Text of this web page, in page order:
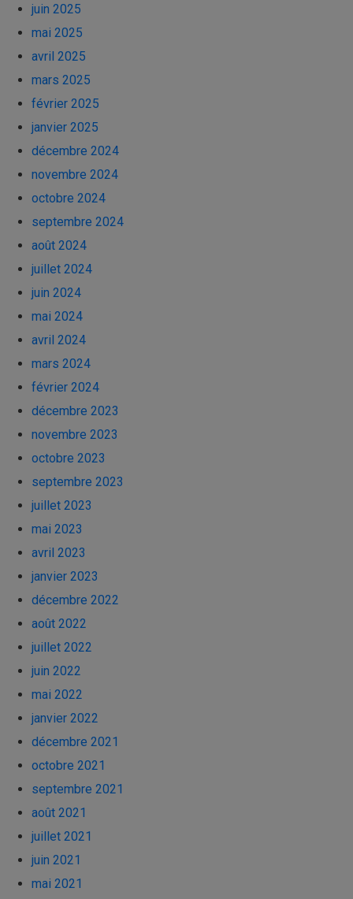
juin 2025
mai 2025
avril 2025
mars 2025
février 2025
janvier 2025
décembre 2024
novembre 2024
octobre 2024
septembre 2024
août 2024
juillet 2024
juin 2024
mai 2024
avril 2024
mars 2024
février 2024
décembre 2023
novembre 2023
octobre 2023
septembre 2023
juillet 2023
mai 2023
avril 2023
janvier 2023
décembre 2022
août 2022
juillet 2022
juin 2022
mai 2022
janvier 2022
décembre 2021
octobre 2021
septembre 2021
août 2021
juillet 2021
juin 2021
mai 2021